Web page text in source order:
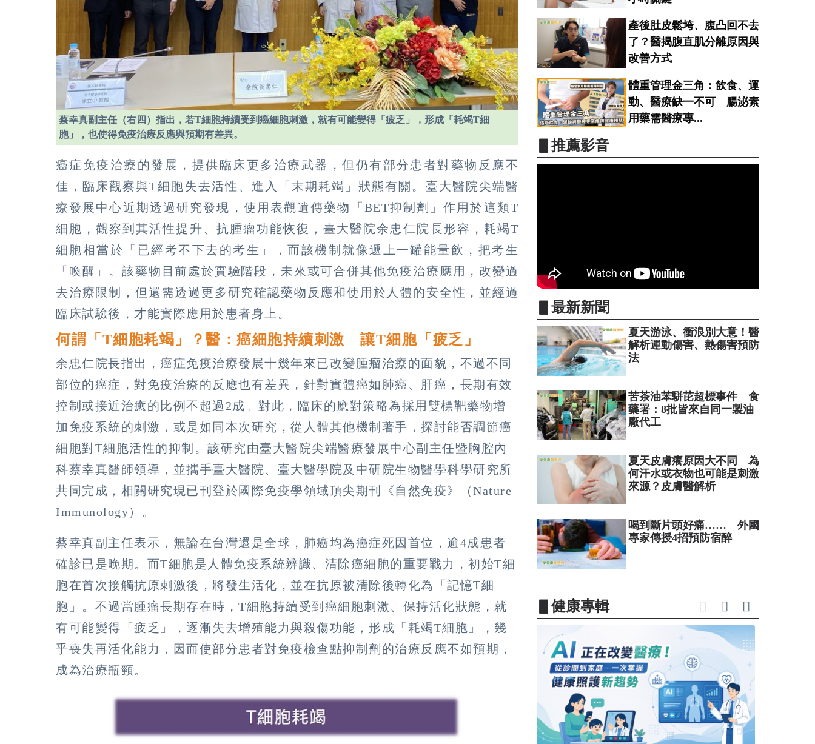
蔡幸真副主任（右四）指出，若T細胞持續受到癌細胞刺激，就有可能變得「疲乏」，形成「耗竭T細
胞」，也使得免疫治療反應與預期有差異。
癌症免疫治療的發展，提供臨床更多治療武器，但仍有部分患者對藥物反應不
佳，臨床觀察與T細胞失去活性、進入「末期耗竭」狀態有關。臺大醫院尖端醫
療發展中心近期透過研究發現，使用表觀遺傳藥物「BET抑制劑」作用於這類T
細胞，觀察到其活性提升、抗腫瘤功能恢復，臺大醫院余忠仁院長形容，耗竭T
細胞相當於「已經考不下去的考生」，而該機制就像遞上一罐能量飲，把考生
「喚醒」。該藥物目前處於實驗階段，未來或可合併其他免疫治療應用，改變過
去治療限制，但還需透過更多研究確認藥物反應和使用於人體的安全性，並經過
臨床試驗後，才能實際應用於患者身上。
何謂「T細胞耗竭」？醫：癌細胞持續刺激 讓T細胞「疲乏」
余忠仁院長指出，癌症免疫治療發展十幾年來已改變腫瘤治療的面貌，不過不同
部位的癌症，對免疫治療的反應也有差異，針對實體癌如肺癌、肝癌，長期有效
控制或接近治癒的比例不超過2成。對此，臨床的應對策略為採用雙標靶藥物增
加免疫系統的刺激，或是如同本次研究，從人體其他機制著手，探討能否調節癌
細胞對T細胞活性的抑制。該研究由臺大醫院尖端醫療發展中心副主任暨胸腔內
科蔡幸真醫師領導，並攜手臺大醫院、臺大醫學院及中研院生物醫學科學研究所
共同完成，相關研究現已刊登於國際免疫學領域頂尖期刊《自然免疫》（Nature
Immunology）。
蔡幸真副主任表示，無論在台灣還是全球，肺癌均為癌症死因首位，逾4成患者
確診已是晚期。而T細胞是人體免疫系統辨識、清除癌細胞的重要戰力，初始T細
胞在首次接觸抗原刺激後，將發生活化，並在抗原被清除後轉化為「記憶T細
胞」。不過當腫瘤長期存在時，T細胞持續受到癌細胞刺激、保持活化狀態，就
有可能變得「疲乏」，逐漸失去增殖能力與殺傷功能，形成「耗竭T細胞」，幾
乎喪失再活化能力，因而使部分患者對免疫檢查點抑制劑的治療反應不如預期，
成為治療瓶頸。
產後肚皮鬆垮、腹凸回不去
了？醫揭腹直肌分離原因與
改善方式
體重管理金三角：飲食、運
動、醫療缺一不可 腸泌素
用藥需醫療專...
▋推薦影音
▋最新新聞
夏天游泳、衝浪別大意！醫
解析運動傷害、熱傷害預防
法
苦茶油苯駢芘超標事件 食
藥署：8批皆來自同一製油
廠代工
夏天皮膚癢原因大不同 為
何汗水或衣物也可能是刺激
來源？皮膚醫解析
喝到斷片頭好痛…… 外國
專家傳授4招預防宿醉
▋健康專輯